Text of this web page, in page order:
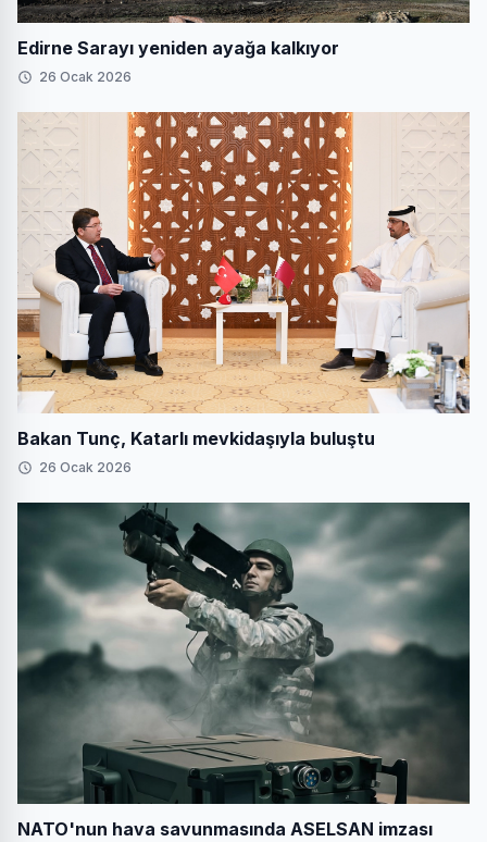
Edirne Sarayı yeniden ayağa kalkıyor
26 Ocak 2026
Bakan Tunç, Katarlı mevkidaşıyla buluştu
26 Ocak 2026
NATO'nun hava savunmasında ASELSAN imzası